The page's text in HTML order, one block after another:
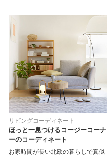
リビングコーディネート
ほっと一息つけるコージーコーナ
ーのコーディネート
お家時間が長い北欧の暮らしで真似